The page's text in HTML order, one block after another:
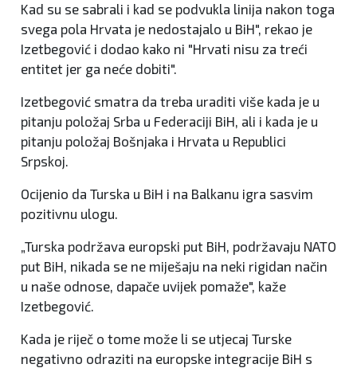
Kad su se sabrali i kad se podvukla linija nakon toga
svega pola Hrvata je nedostajalo u BiH", rekao je
Izetbegović i dodao kako ni "Hrvati nisu za treći
entitet jer ga neće dobiti".
Izetbegović smatra da treba uraditi više kada je u
pitanju položaj Srba u Federaciji BiH, ali i kada je u
pitanju položaj Bošnjaka i Hrvata u Republici
Srpskoj.
Ocijenio da Turska u BiH i na Balkanu igra sasvim
pozitivnu ulogu.
„Turska podržava europski put BiH, podržavaju NATO
put BiH, nikada se ne miješaju na neki rigidan način
u naše odnose, dapače uvijek pomaže", kaže
Izetbegović.
Kada je riječ o tome može li se utjecaj Turske
negativno odraziti na europske integracije BiH s